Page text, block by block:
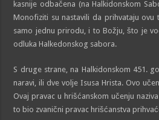
kasnije odbačena (na Halkidonskom
Monofiziti su nastavili da prihvataju ovu
samo jednu prirodu, i to Božju, što je
odluka Halkedonskog sabora.
S druge strane, na Halkidonskom 451.
naravi, ili dve volje Isusa Hrista. Ovo
Ovaj pravac u hrišćanskom učenju
to bio zvanični pravac hrišćanstva